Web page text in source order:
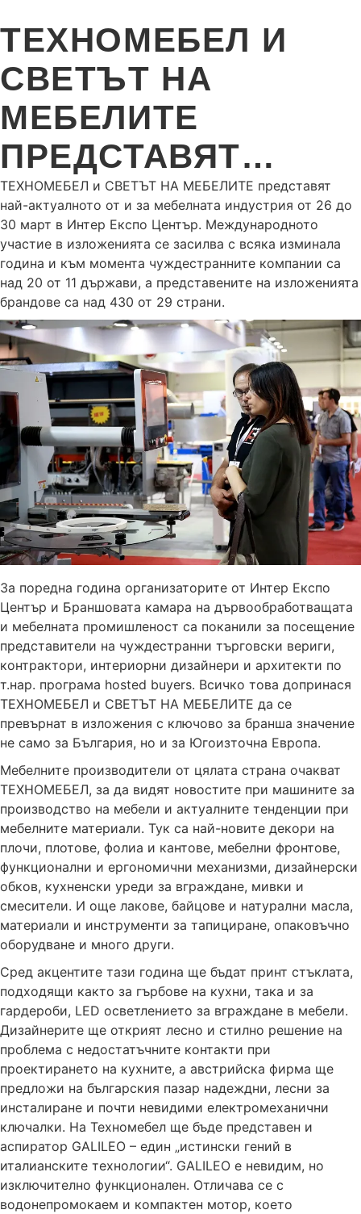
ТЕХНОМЕБЕЛ И
СВЕТЪТ НА
МЕБЕЛИТЕ
ПРЕДСТАВЯТ…
ТЕХНОМЕБЕЛ и СВЕТЪТ НА МЕБЕЛИТЕ представят
най-актуалното от и за мебелната индустрия от 26 до
30 март в Интер Експо Център. Международното
участие в изложенията се засилва с всяка изминала
година и към момента чуждестранните компании са
над 20 от 11 държави, а представените на изложенията
брандове са над 430 от 29 страни.
За поредна година организаторите от Интер Експо
Център и Браншовата камара на дървообработващата
и мебелната промишленост са поканили за посещение
представители на чуждестранни търговски вериги,
контрактори, интериорни дизайнери и архитекти по
т.нар. програма hosted buyers. Всичко това допринася
ТЕХНОМЕБЕЛ и СВЕТЪТ НА МЕБЕЛИТЕ да се
превърнат в изложения с ключово за бранша значение
не само за България, но и за Югоизточна Европа.
Мебелните производители от цялата страна очакват
ТЕХНОМЕБЕЛ, за да видят новостите при машините за
производство на мебели и актуалните тенденции при
мебелните материали. Тук са най-новите декори на
плочи, плотове, фолиа и кантове, мебелни фронтове,
функционални и ергономични механизми, дизайнерски
обков, кухненски уреди за вграждане, мивки и
смесители. И още лакове, байцове и натурални масла,
материали и инструменти за тапициране, опаковъчно
оборудване и много други.
Сред акцентите тази година ще бъдат принт стъклата,
подходящи както за гърбове на кухни, така и за
гардероби, LED осветлението за вграждане в мебели.
Дизайнерите ще открият лесно и стилно решение на
проблема с недостатъчните контакти при
проектирането на кухните, а австрийска фирма ще
предложи на българския пазар надеждни, лесни за
инсталиране и почти невидими електромеханични
ключалки. На Техномебел ще бъде представен и
аспиратор GALILEO – един „истински гений в
италианските технологии“. GALILEO е невидим, но
изключително функционален. Отличава се с
водонепромокаем и компактен мотор, което